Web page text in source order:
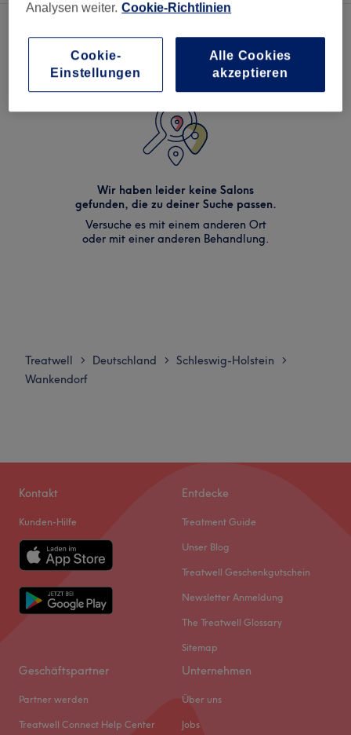
Wir haben leider keine Salons
gefunden, die zu deiner Suche passen.
Versuche es mit einem anderen Ort
oder mit einer anderen Behandlung.
Treatwell > Deutschland > Schleswig-Holstein >
Wankendorf
Kontakt
Kunden-Hilfe
Entdecke
Treatment Guide
Unser Blog
Treatwell Geschenkgutschein
Newsletter Anmeldung
The Treatwell Glossary
Sitemap
Geschäftspartner
Partner werden
Treatwell Connect Help Center
Unternehmen
Über uns
Jobs
Analysen weiter. Cookie-Richtlinien
Cookie-
Einstellungen
Alle Cookies
akzeptieren